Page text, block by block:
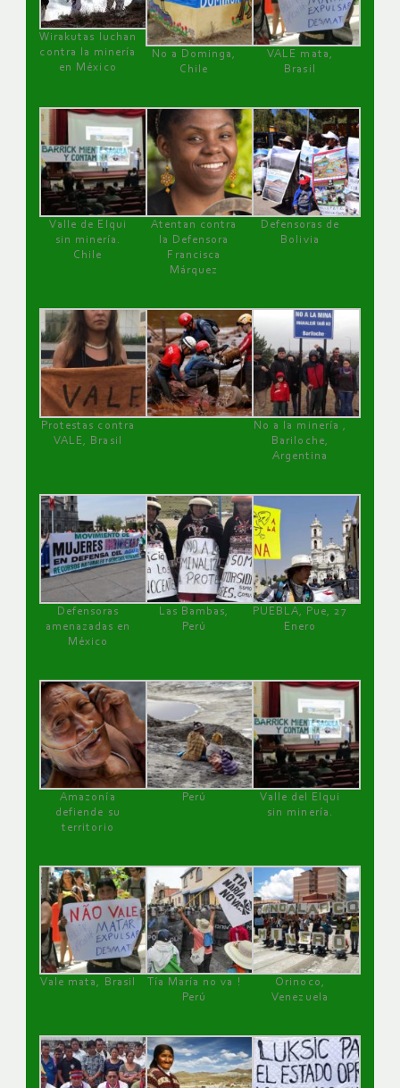
Wirakutas luchan
contra la minería
en México
No a Dominga,
Chile
VALE mata,
Brasil
Valle de Elqui
sin minería.
Chile
Atentan contra
la Defensora
Francisca
Márquez
Defensoras de
Bolivia
Protestas contra
VALE, Brasil
No a la minería ,
Bariloche,
Argentina
Defensoras
amenazadas en
México
Las Bambas,
Perú
PUEBLA, Pue, 27
Enero
Amazonía
defiende su
territorio
Perú
Valle del Elqui
sin minería.
Vale mata, Brasil
Tía María no va !
Perú
Orinoco,
Venezuela